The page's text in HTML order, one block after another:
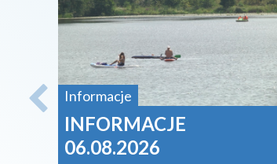
Informacje
INFORMACJE
06.08.2026